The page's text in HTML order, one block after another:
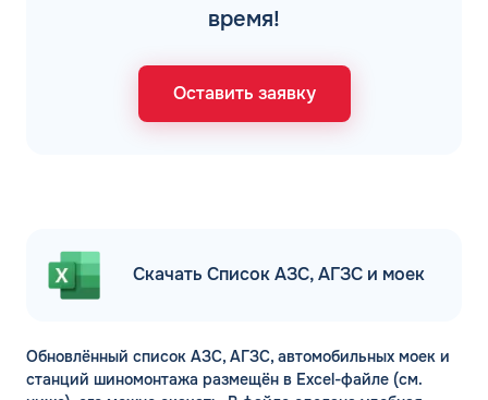
время!
Оставить заявку
Скачать Список АЗС, АГЗС и моек
Обновлённый список АЗС, АГЗС, автомобильных моек и
станций шиномонтажа размещён в Excel-файле (см.